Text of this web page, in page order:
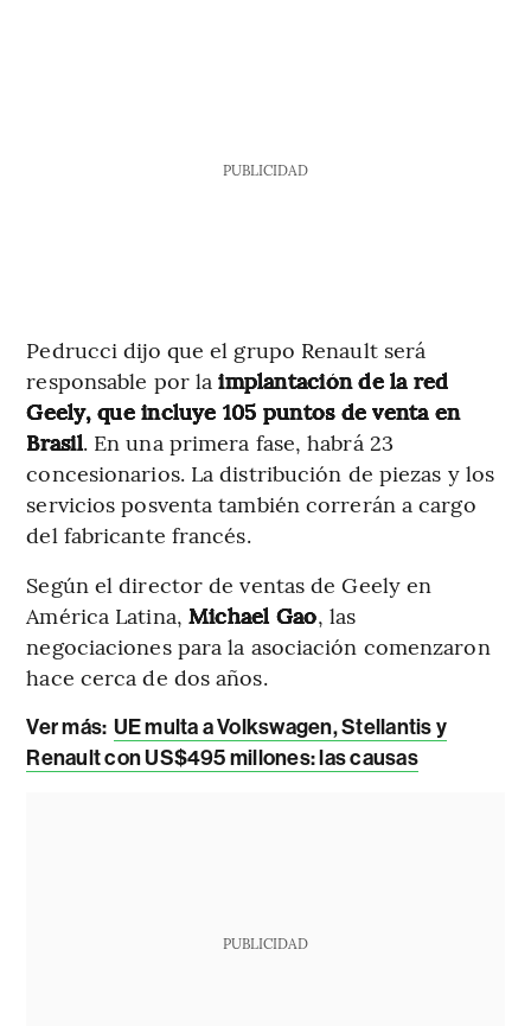
PUBLICIDAD
Pedrucci dijo que el grupo Renault será
responsable por laimplantación de la red
Geely, que incluye 105 puntos de venta en
Brasil. En una primera fase, habrá 23
concesionarios. La distribución de piezas y los
servicios posventa también correrán a cargo
del fabricante francés.
Según el director de ventas de Geely en
América Latina, Michael Gao, las
negociaciones para la asociación comenzaron
hace cerca de dos años.
Ver más: UE multa a Volkswagen, Stellantis y
Renault con US$495 millones: las causas
PUBLICIDAD